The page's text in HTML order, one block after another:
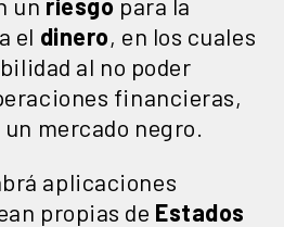
el dinero, en los cuales
al no poder
financieras,
mercado negro.
aplicaciones
propias de Estados